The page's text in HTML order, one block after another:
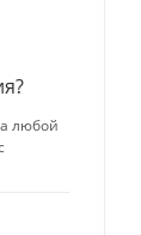
любой